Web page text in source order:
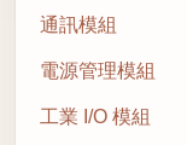
通訊模組
電源管理模組
工業 I/O 模組